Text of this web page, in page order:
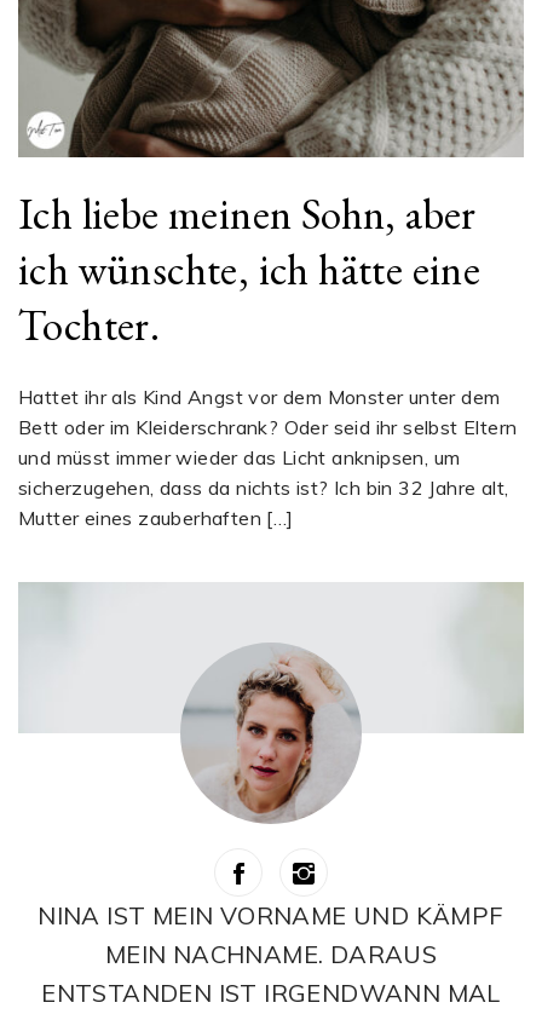
Ich liebe meinen Sohn, aber
ich wünschte, ich hätte eine
Tochter.
Hattet ihr als Kind Angst vor dem Monster unter dem
Bett oder im Kleiderschrank? Oder seid ihr selbst Eltern
und müsst immer wieder das Licht anknipsen, um
sicherzugehen, dass da nichts ist? Ich bin 32 Jahre alt,
Mutter eines zauberhaften […]
NINA IST MEIN VORNAME UND KÄMPF
MEIN NACHNAME. DARAUS
ENTSTANDEN IST IRGENDWANN MAL